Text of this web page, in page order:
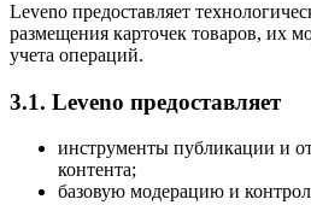
Leveno предоставляет
размещения карточек товаров, их
учета операций.
3.1. Leveno предоставляет
инструменты публикации и
контента;
базовую модерацию и